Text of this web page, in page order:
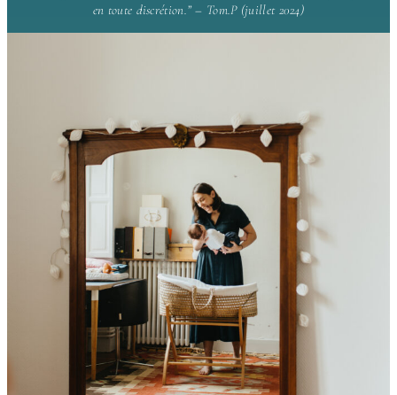
en toute discrétion.” – Tom.P (juillet 2024)